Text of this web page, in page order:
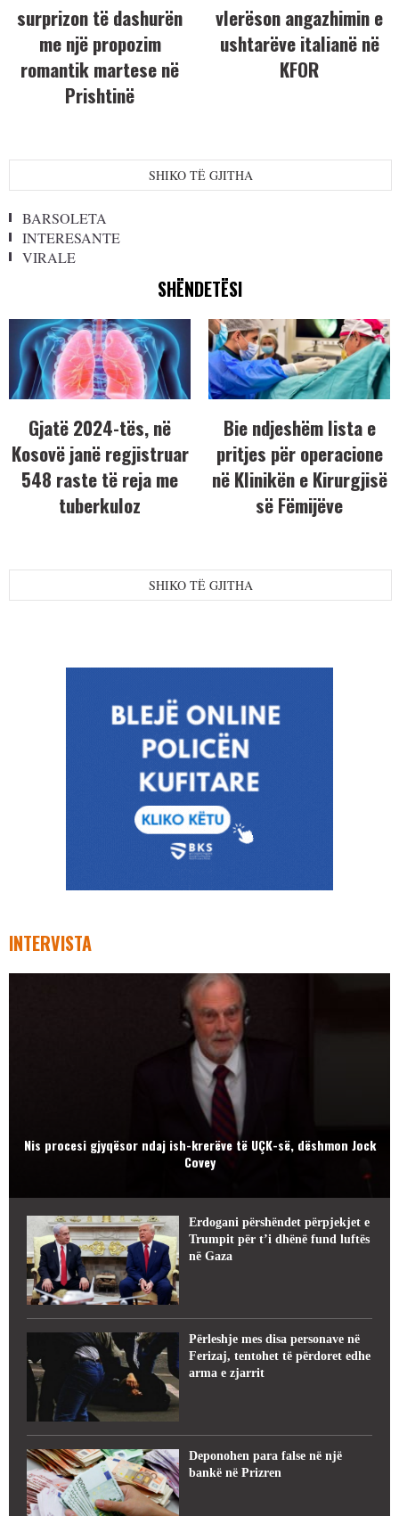
surprizon të dashurën
me një propozim
romantik martese në
Prishtinë
vlerëson angazhimin e
ushtarëve italianë në
KFOR
SHIKO TË GJITHA
BARSOLETA
INTERESANTE
VIRALE
SHËNDETËSI
Gjatë 2024-tës, në
Kosovë janë regjistruar
548 raste të reja me
tuberkuloz
Bie ndjeshëm lista e
pritjes për operacione
në Klinikën e Kirurgjisë
së Fëmijëve
SHIKO TË GJITHA
INTERVISTA
Nis procesi gjyqësor ndaj ish-krerëve të UÇK-së, dëshmon Jock
Covey
Erdogani përshëndet përpjekjet e
Trumpit për t’i dhënë fund luftës
në Gaza
Përleshje mes disa personave në
Ferizaj, tentohet të përdoret edhe
arma e zjarrit
Deponohen para false në një
bankë në Prizren